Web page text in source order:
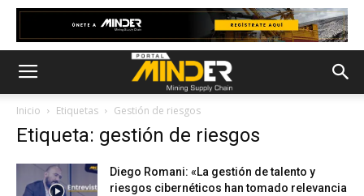
Inicio Etiquetas Gestión de riesgos
Etiqueta: gestión de riesgos
Diego Romani: «La gestión de talento y
riesgos cibernéticos han tomado relevancia